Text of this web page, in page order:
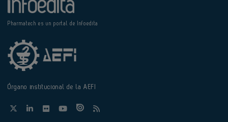
Pharmatech es un portal de Infoedita
Órgano institucional de la AEFI